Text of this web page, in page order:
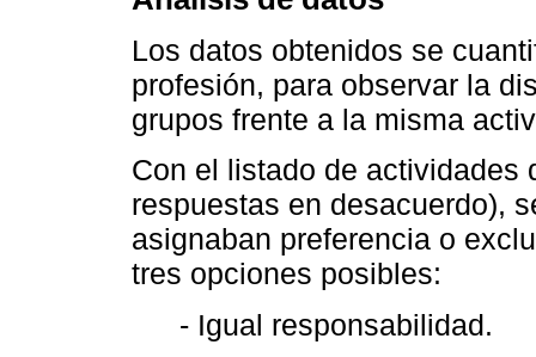
Los datos obtenidos se
profesión, para observar la
grupos frente a la misma
Con el listado de actividades
respuestas en desacuerdo),
asignaban preferencia o
tres opciones posibles:
- Igual responsabilidad.